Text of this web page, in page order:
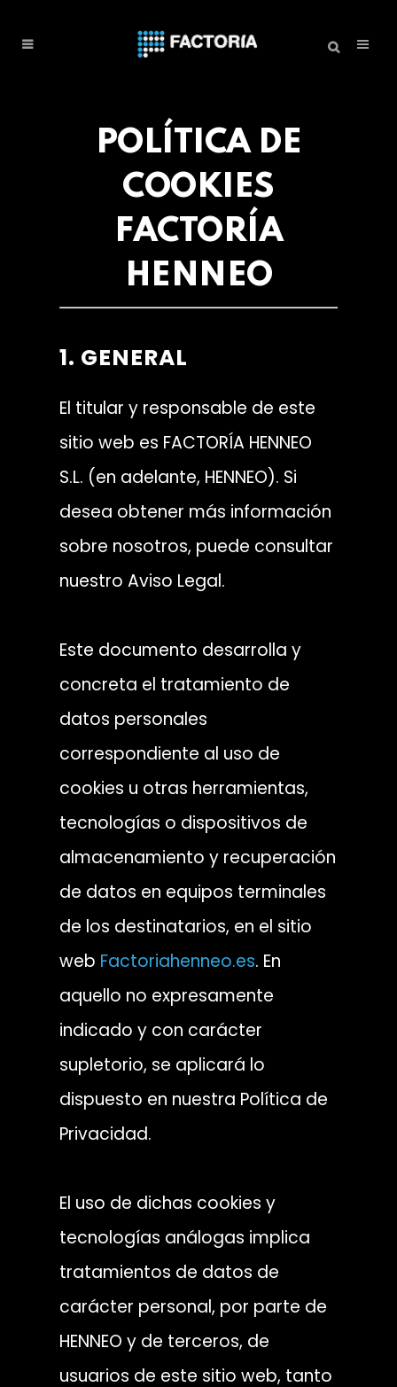
POLÍTICA DE
COOKIES
FACTORÍA
HENNEO
1. GENERAL
El titular y responsable de este
sitio web es FACTORÍA HENNEO
S.L. (en adelante, HENNEO). Si
desea obtener más información
sobre nosotros, puede consultar
nuestro Aviso Legal.
Este documento desarrolla y
concreta el tratamiento de
datos personales
correspondiente al uso de
cookies u otras herramientas,
tecnologías o dispositivos de
almacenamiento y recuperación
de datos en equipos terminales
de los destinatarios, en el sitio
web Factoriahenneo.es. En
aquello no expresamente
indicado y con carácter
supletorio, se aplicará lo
dispuesto en nuestra Política de
Privacidad.
El uso de dichas cookies y
tecnologías análogas implica
tratamientos de datos de
carácter personal, por parte de
HENNEO y de terceros, de
usuarios de este sitio web, tanto